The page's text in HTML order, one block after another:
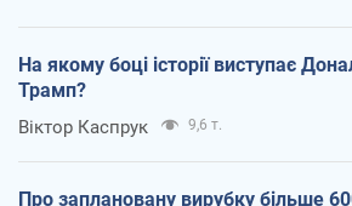
На якому боці історії виступає
Трамп?
Віктор Каспрук 9,6 т.
Про заплановану вирубку більше